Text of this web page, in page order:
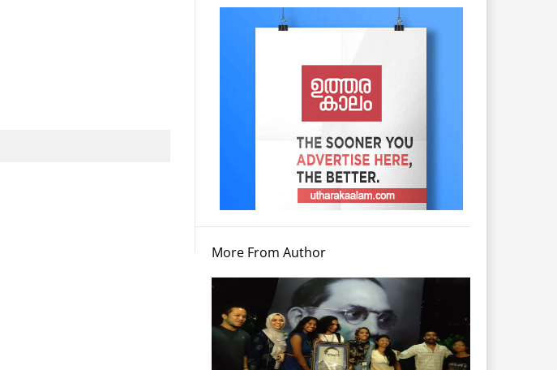
More From Author